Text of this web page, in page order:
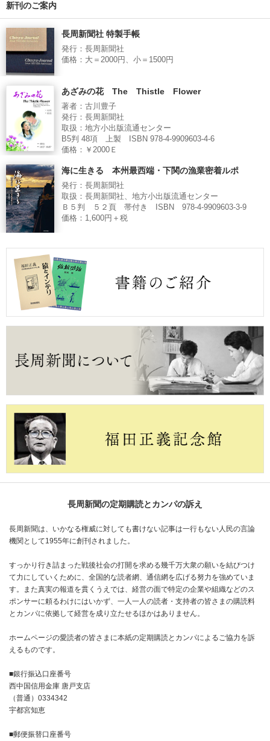
新刊のご案内
長周新聞社 特製手帳
発行：長周新聞社
価格：大＝2000円、小＝1500円
あざみの花 The Thistle Flower
著者：古川豊子
発行：長周新聞社
取扱：地方小出版流通センター
B5判 48項 上製 ISBN 978-4-9909603-4-6
価格：￥2000Ｅ
海に生きる 本州最西端・下関の漁業密着ルポ
発行：長周新聞社
取扱：長周新聞社、地方小出版流通センター
Ｂ５判 ５２頁 帯付き ISBN 978-4-9909603-3-9
価格：1,600円＋税
長周新聞の定期購読とカンパの訴え
長周新聞は、いかなる権威に対しても書けない記事は一行もない人民の言論
機関として1955年に創刊されました。
すっかり行き詰まった戦後社会の打開を求める幾千万大衆の願いを結びつけ
て力にしていくために、全国的な読者網、通信網を広げる努力を強めていま
す。また真実の報道を貫くうえでは、経営の面で特定の企業や組織などのス
ポンサーに頼るわけにはいかず、一人一人の読者・支持者の皆さまの購読料
とカンパに依拠して経営を成り立たせるほかはありません。
ホームページの愛読者の皆さまに本紙の定期購読とカンパによるご協力を訴
えるものです。
■銀行振込口座番号
西中国信用金庫 唐戸支店
（普通）0334342
宇都宮知恵
■郵便振替口座番号